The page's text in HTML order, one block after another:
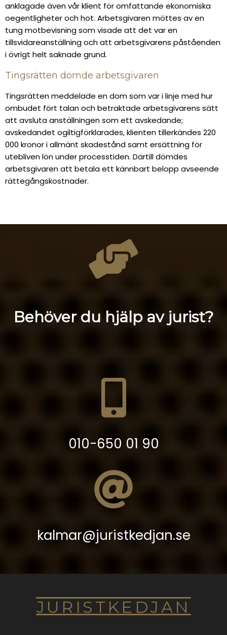
anklagade även vår klient för omfattande ekonomiska
oegentligheter och hot. Arbetsgivaren möttes av en
tung motbevisning som visade att det var en
tillsvidareanställning och att arbetsgivarens påståenden
i övrigt helt saknade grund.
Tingsrätten dömde arbetsgivaren
Tingsrätten meddelade en dom som var i linje med hur
ombudet fört talan och betraktade arbetsgivarens sätt
att avsluta anställningen som ett avskedande;
avskedandet ogiltigförklarades, klienten tillerkändes 220
000 kronor i allmänt skadestånd samt ersättning för
utebliven lön under processtiden. Därtill dömdes
arbetsgivaren att betala ett kännbart belopp avseende
rättegångskostnader.
Behöver du hjälp av jurist?
010-650 01 90
kalmar@juristkedjan.se
JURISTKEDJAN